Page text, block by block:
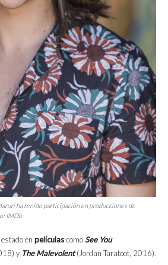
ha tenido participación en producciones de
IMDb
en películascomoSee You
y The Malevolent (Jordan Taratoot, 2016).